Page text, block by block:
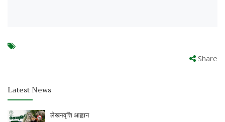
Share
Latest News
लेखनवृत्ति आह्वान